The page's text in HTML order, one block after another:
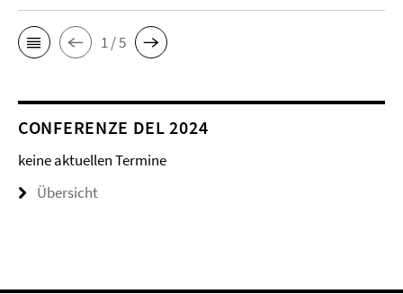
1 / 5
CONFERENZE DEL 2024
keine aktuellen Termine
Übersicht